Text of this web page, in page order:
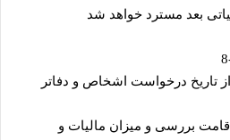
بعد مسترد خواهد شد
پانزده (15) روز از تاریخ درخواست اشخاص و دفاتر
بررسی و میزان مالیات و